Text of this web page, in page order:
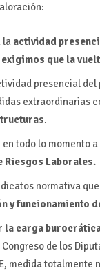
la actividad
exigimos que la
presencial
extraordinarias
.
todo lo momento
Riesgos Laborales.
normativa
y funcionamiento
la carga
de los
medida totalmente